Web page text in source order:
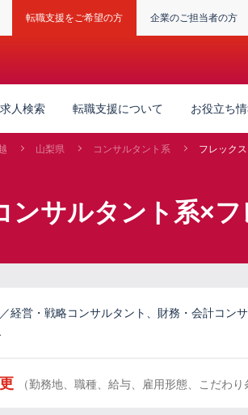
転職支援をご希望の方 企業のご担当者の方
人検索 転職支援について お役立ち
山梨県 コンサルタント系 フレック
ンサルタント系×
経営・戦略コンサルタント、財務・会計コン
（勤務地、職種、給与、雇用形態、こだわり